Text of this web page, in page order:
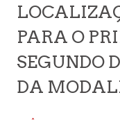
PARA O
SEGUNDO
DA